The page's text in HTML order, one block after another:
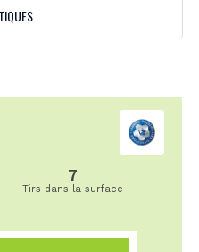
7
Tirs dans la surface